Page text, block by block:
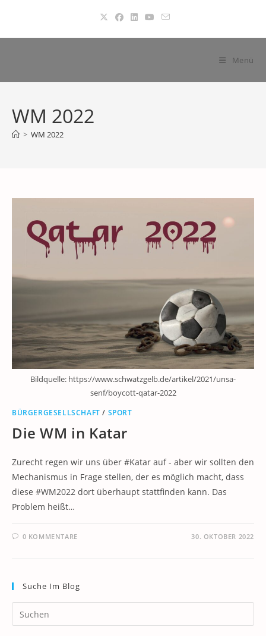
springen
Menü
WM 2022
> WM 2022
Bildquelle: https://www.schwatzgelb.de/artikel/2021/unsa-
senf/boycott-qatar-2022
BÜRGERGESELLSCHAFT / SPORT
Die WM in Katar
Zurecht regen wir uns über #Katar auf - aber wir sollten den
Mechanismus in Frage stellen, der es möglich macht, dass
diese #WM2022 dort überhaupt stattfinden kann. Das
Problem heißt…
0 KOMMENTARE 30. OKTOBER 2022
Suche Im Blog